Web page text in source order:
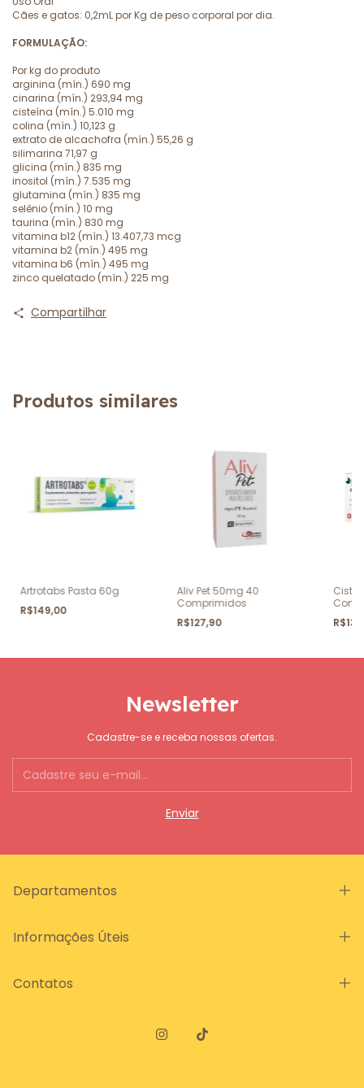
Cães e gatos: 0,2mL por Kg de peso corporal por dia.
FORMULAÇÃO:
Por kg do produto
arginina (mín.) 690 mg
cinarina (mín.) 293,94 mg
cisteína (mín.) 5.010 mg
colina (mín.) 10,123 g
extrato de alcachofra (mín.) 55,26 g
silimarina 71,97 g
glicina (mín.) 835 mg
inositol (mín.) 7.535 mg
glutamina (mín.) 835 mg
selênio (mín.) 10 mg
taurina (mín.) 830 mg
vitamina b12 (mín.) 13.407,73 mcg
vitamina b2 (mín.) 495 mg
vitamina b6 (mín.) 495 mg
zinco quelatado (mín.) 225 mg
Compartilhar
Produtos similares
Artrotabs Pasta 60g
R$149,00
Aliv Pet 50mg 40
Comprimidos
R$127,90
Newsletter
Cadastre-se e receba nossas ofertas.
Departamentos
Informações Úteis
Contatos